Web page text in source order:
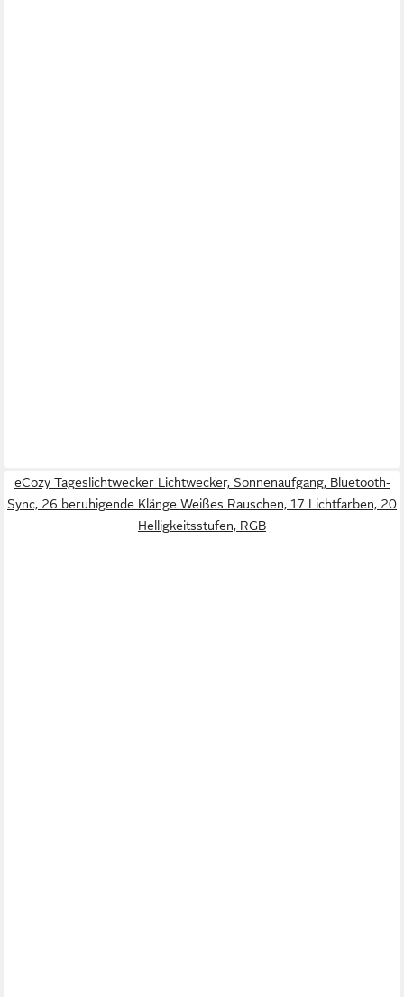
eCozy Tageslichtwecker Lichtwecker, Sonnenaufgang, Bluetooth-
Sync, 26 beruhigende Klänge Weißes Rauschen, 17 Lichtfarben, 20
Helligkeitsstufen, RGB